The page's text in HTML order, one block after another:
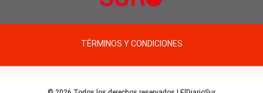
TÉRMINOS Y CONDICIONES